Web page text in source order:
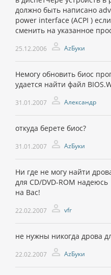
должно быть написано
power interface (ACPI )
сменить на указанное
25.12.2006 AzБуки
Немогу обновить биос
удается найти файл
31.01.2007 Александр
откуда берете биос?
31.01.2007 AzБуки
Ни где не могу найти
для CD/DVD-ROM надеюсь
на Вас!
22.02.2007 vfr
не нужны никогда дрова
22.02.2007 AzБуки